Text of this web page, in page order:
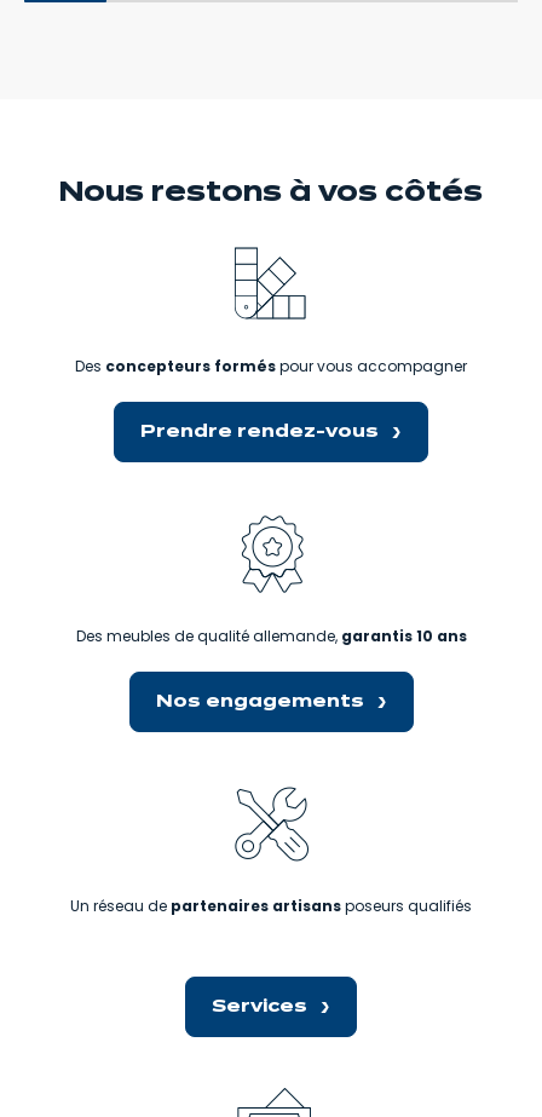
Nous restons à vos côtés
Des concepteurs forméspour vous accompagner
Prendre rendez-vous
Des meubles de qualité allemande, garantis 10 ans
Nos engagements
Un réseau de partenaires artisansposeurs qualifiés
Services